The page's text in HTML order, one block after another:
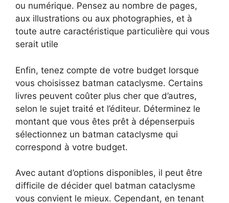
ou numérique. Pensez au nombre de pages,
aux illustrations ou aux photographies, et à
toute autre caractéristique particulière qui vous
serait utile
Enfin, tenez compte de votre budget lorsque
vous choisissez batman cataclysme. Certains
livres peuvent coûter plus cher que d’autres,
selon le sujet traité et l’éditeur. Déterminez le
montant que vous êtes prêt à dépenserpuis
sélectionnez un batman cataclysme qui
correspond à votre budget.
Avec autant d’options disponibles, il peut être
difficile de décider quel batman cataclysme
vous convient le mieux. Cependant, en tenant